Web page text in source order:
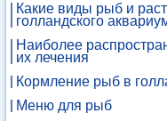
Какие виды рыб и
голландского
Наиболее
их лечения
Кормление рыб в
Меню для рыб